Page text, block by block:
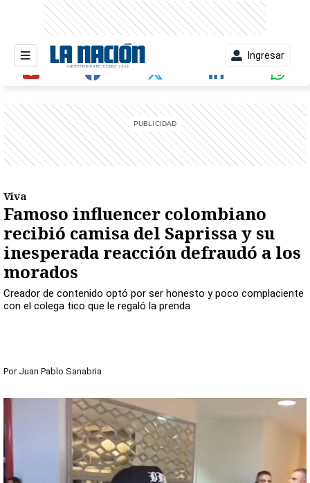
Ingresar
Viva
Famoso influencer colombiano
recibió camisa del Saprissa y su
inesperada reacción defraudó a los
morados
Creador de contenido optó por ser honesto y poco complaciente
con el colega tico que le regaló la prenda
Por Juan Pablo Sanabria